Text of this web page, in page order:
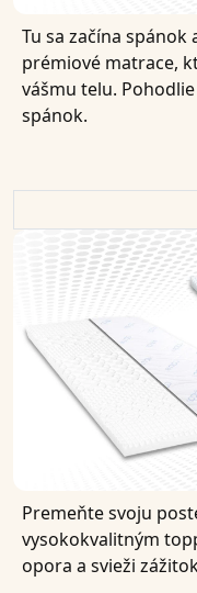
Tu sa začína spánok
prémiové matrace,
vášmu telu.
spánok.
Premeňte svoju
vysokokvalitným
opora a svieži